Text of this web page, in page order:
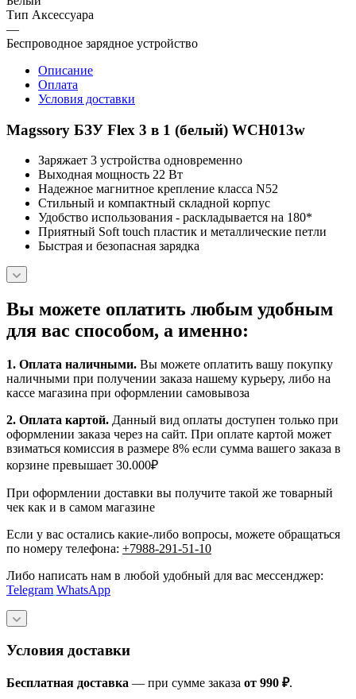
Тип Аксессуара
—
Беспроводное зарядное устройство
Описание
Оплата
Условия доставки
Magssory БЗУ Flex 3 в 1 (белый) WCH013w
Заряжает 3 устройства одновременно
Выходная мощность 22 Вт
Надежное магнитное крепление класса N52
Стильный и компактный складной корпус
Удобство использования - раскладывается на 180*
Приятный Soft touch пластик и металлические петли
Быстрая и безопасная зарядка
Вы можете оплатить любым удобным
для вас способом, а именно:
1. Оплата наличными. Вы можете оплатить вашу покупку
наличными при получении заказа нашему курьеру, либо на
кассе магазина при оформлении самовывоза
2. Оплата картой. Данный вид оплаты доступен только при
оформлении заказа через на сайт. При оплате картой может
взиматься комиссия в размере 8% если сумма вашего заказа в
корзине превышает 30.000₽
При оформлении доставки вы получите такой же товарный
чек как и в самом магазине
Если у вас остались какие-либо вопросы, можете обращаться
по номеру телефона: +7988-291-51-10
Либо написать нам в любой удобный для вас мессенджер:
Telegram WhatsApp
Условия доставки
Бесплатная доставка — при сумме заказа от 990 ₽.